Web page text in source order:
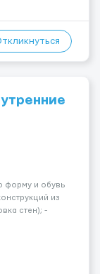
форму и обувь
из
стен); -
-